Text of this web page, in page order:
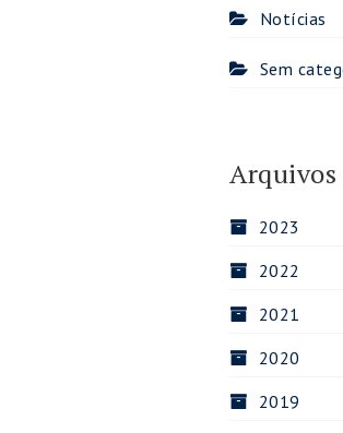
Notícias
Sem
Arquivos
2023
2022
2021
2020
2019